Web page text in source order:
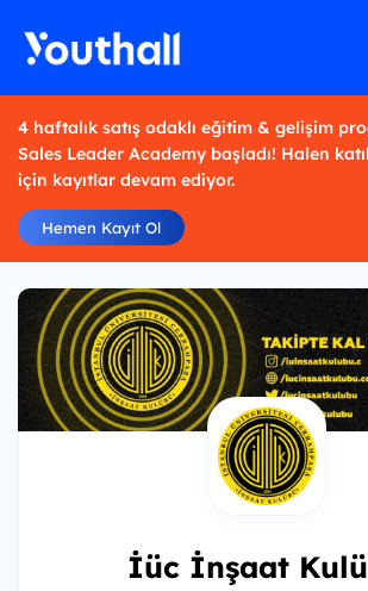
4 haftalık satış odaklı eğitim & gelişim
Sales Leader Academy başladı! Halen
için kayıtlar devam ediyor.
Hemen Kayıt Ol
İüc İnşaat